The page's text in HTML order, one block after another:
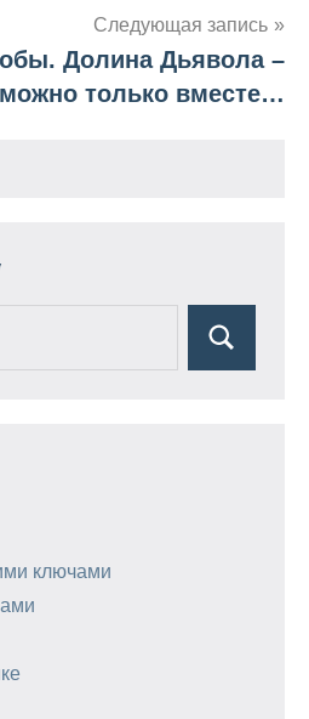
Следующая запись
Долина Дьявола –
только вместе…
Поиск
ключами